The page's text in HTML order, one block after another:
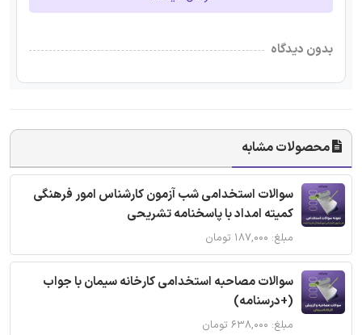
بدون دیدگاه
محصولات مشابه
سوالات استخدامی شب آزمون کارشناس امور فرهنگی
کمیته امداد با پاسخنامه تشریحی
مبلغ: ۱۸۷,۰۰۰ تومان
سوالات مصاحبه استخدامی کارخانه سیمان با جواب
(+درسنامه)
مبلغ: ۶۳۸,۰۰۰ تومان